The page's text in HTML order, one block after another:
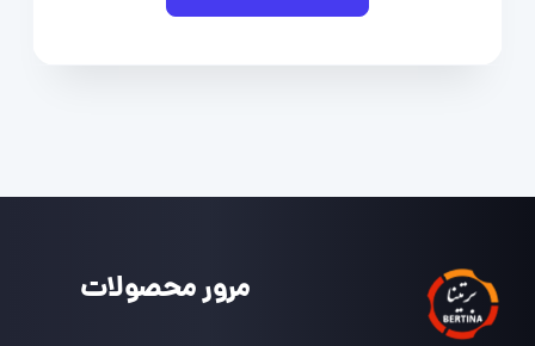
مرور محصولات